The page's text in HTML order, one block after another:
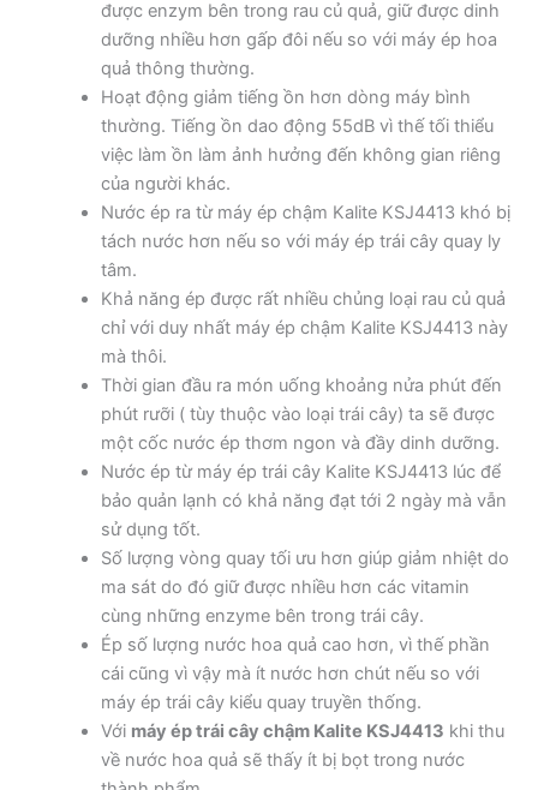
được enzym bên trong rau củ quả, giữ được dinh
dưỡng nhiều hơn gấp đôi nếu so với máy ép hoa
quả thông thường.
Hoạt động giảm tiếng ồn hơn dòng máy bình
thường. Tiếng ồn dao động 55dB vì thế tối thiểu
việc làm ồn làm ảnh hưởng đến không gian riêng
của người khác.
Nước ép ra từ máy ép chậm Kalite KSJ4413 khó bị
tách nước hơn nếu so với máy ép trái cây quay ly
tâm.
Khả năng ép được rất nhiều chủng loại rau củ quả
chỉ với duy nhất máy ép chậm Kalite KSJ4413 này
mà thôi.
Thời gian đầu ra món uống khoảng nửa phút đến
phút rưỡi ( tùy thuộc vào loại trái cây) ta sẽ được
một cốc nước ép thơm ngon và đầy dinh dưỡng.
Nước ép từ máy ép trái cây Kalite KSJ4413 lúc để
bảo quản lạnh có khả năng đạt tới 2 ngày mà vẫn
sử dụng tốt.
Số lượng vòng quay tối ưu hơn giúp giảm nhiệt do
ma sát do đó giữ được nhiều hơn các vitamin
cùng những enzyme bên trong trái cây.
Ép số lượng nước hoa quả cao hơn, vì thế phần
cái cũng vì vậy mà ít nước hơn chút nếu so với
máy ép trái cây kiểu quay truyền thống.
Với máy ép trái cây chậm Kalite KSJ4413 khi thu
về nước hoa quả sẽ thấy ít bị bọt trong nước